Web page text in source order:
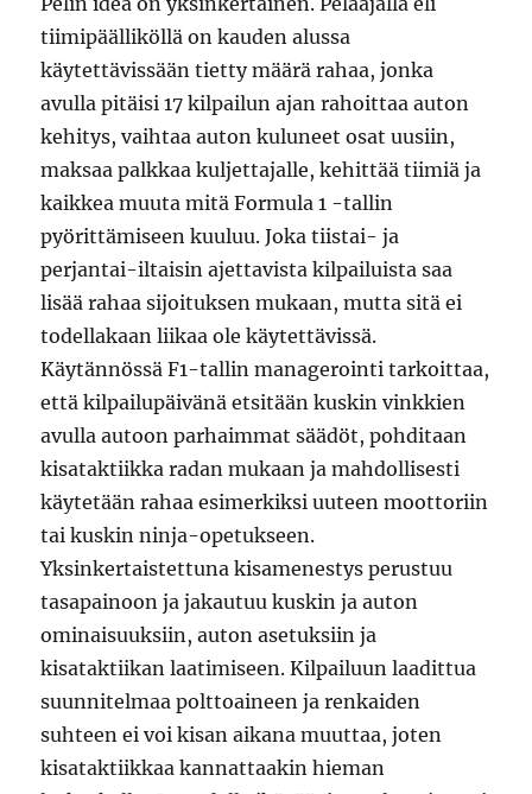
tiimipäälliköllä on kauden alussa
käytettävissään tietty määrä rahaa, jonka
avulla pitäisi 17 kilpailun ajan rahoittaa auton
kehitys, vaihtaa auton kuluneet osat uusiin,
maksaa palkkaa kuljettajalle, kehittää tiimiä ja
kaikkea muuta mitä Formula 1 -tallin
pyörittämiseen kuuluu. Joka tiistai- ja
perjantai-iltaisin ajettavista kilpailuista saa
lisää rahaa sijoituksen mukaan, mutta sitä ei
todellakaan liikaa ole käytettävissä.
Käytännössä F1-tallin managerointi tarkoittaa,
että kilpailupäivänä etsitään kuskin vinkkien
avulla autoon parhaimmat säädöt, pohditaan
kisataktiikka radan mukaan ja mahdollisesti
käytetään rahaa esimerkiksi uuteen moottoriin
tai kuskin ninja-opetukseen.
Yksinkertaistettuna kisamenestys perustuu
tasapainoon ja jakautuu kuskin ja auton
ominaisuuksiin, auton asetuksiin ja
kisataktiikan laatimiseen. Kilpailuun laadittua
suunnitelmaa polttoaineen ja renkaiden
suhteen ei voi kisan aikana muuttaa, joten
kisataktiikkaa kannattaakin hieman